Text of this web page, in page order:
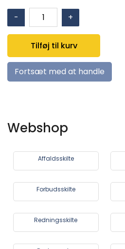
-
P010:
Forbudt
at
symbol
antal
+
Tilføj til kurv
Fortsæt med at handle
Webshop
Affaldsskilte
Forbudsskilte
Redningsskilte